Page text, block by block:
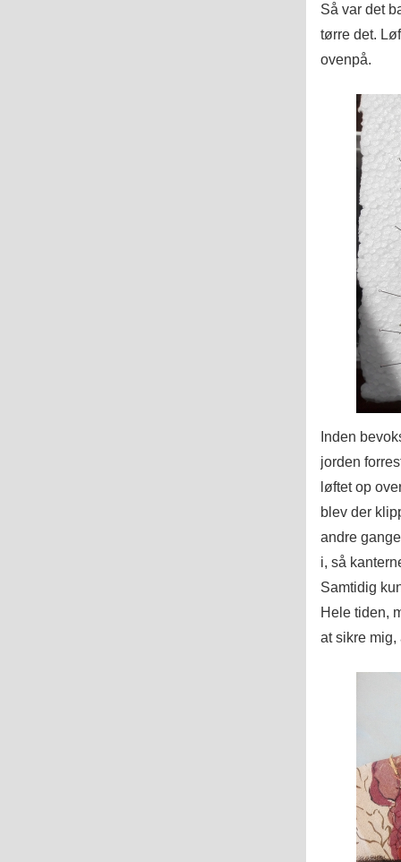
Så var det
tørre det.
ovenpå.
Inden
jorden
løftet op
blev der
andre
i, så
Samtidig
Hele tiden,
at sikre mig,